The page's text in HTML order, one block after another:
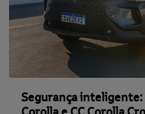
Segurança inteligente: